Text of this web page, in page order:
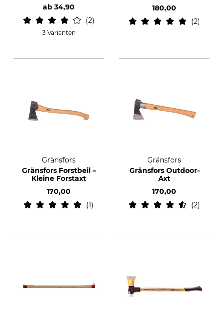
ab 34,90
2
3 Varianten
180,00
2
Gränsfors
Gränsfors Forstbeil –
Kleine Forstaxt
170,00
1
Gränsfors
Gränsfors Outdoor-
Axt
170,00
2